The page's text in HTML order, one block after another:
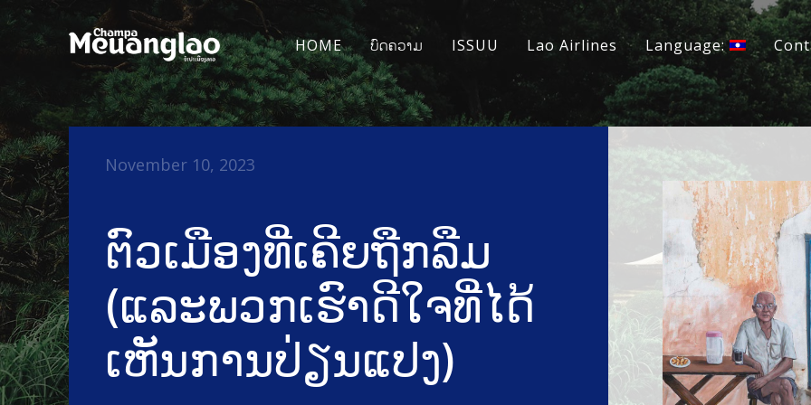
HOME ບົດຄວາມ ISSUU Lao Airlines Language:
ຕົວເມືອງທີ່ເຄີຍຖືກລືມ
(ແລະພວກເຮົາດີໃຈທີ່ໄດ້
ເຫັນການປ່ຽນແປງ)
November 10, 2023